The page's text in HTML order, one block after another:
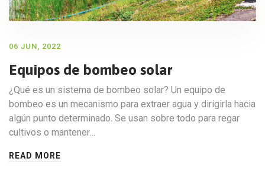
06 JUN, 2022
Equipos de bombeo solar
¿Qué es un sistema de bombeo solar? Un equipo de
bombeo es un mecanismo para extraer agua y dirigirla hacia
algún punto determinado. Se usan sobre todo para regar
cultivos o mantener…
READ MORE